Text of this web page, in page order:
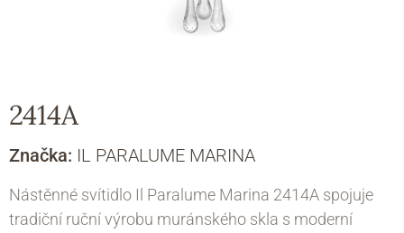
2414A
Značka: IL PARALUME MARINA
Nástěnné svítidlo Il Paralume Marina 2414A spojuje
tradiční ruční výrobu muránského skla s moderní